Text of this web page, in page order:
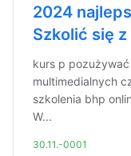
2024
Szkolić się
kurs p
multimedialnych
szkolenia bhp
W...
30.11.-0001